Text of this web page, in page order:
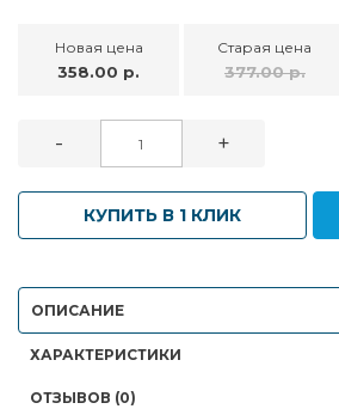
Новая цена
358.00 р.
Старая цена
377.00 р.
- +
КУПИТЬ В 1 КЛИК
ОПИСАНИЕ
ХАРАКТЕРИСТИКИ
ОТЗЫВОВ (0)